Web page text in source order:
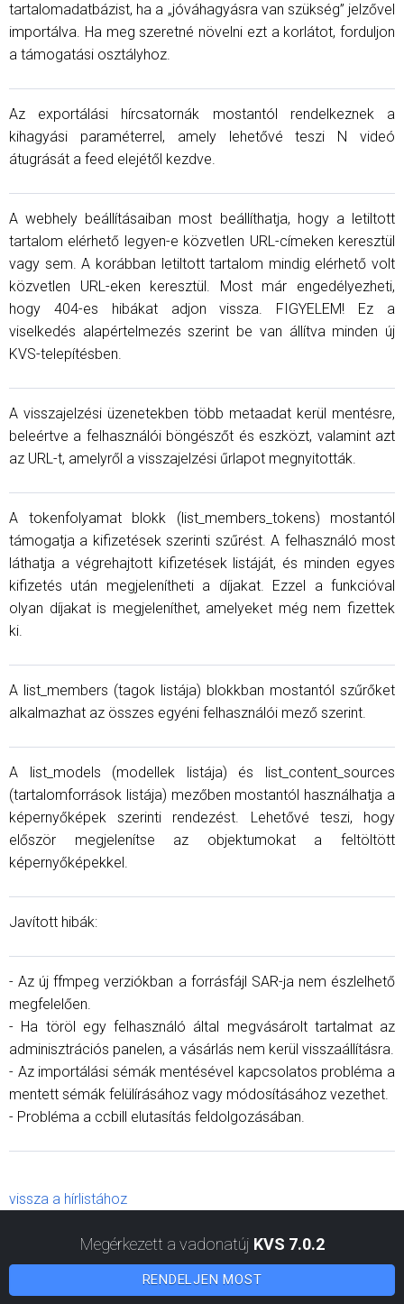
tartalomadatbázist, ha a „jóváhagyásra van szükség” jelzővel
importálva. Ha meg szeretné növelni ezt a korlátot, forduljon
a támogatási osztályhoz.
Az exportálási hírcsatornák mostantól rendelkeznek a
kihagyási paraméterrel, amely lehetővé teszi N videó
átugrását a feed elejétől kezdve.
A webhely beállításaiban most beállíthatja, hogy a letiltott
tartalom elérhető legyen-e közvetlen URL-címeken keresztül
vagy sem. A korábban letiltott tartalom mindig elérhető volt
közvetlen URL-eken keresztül. Most már engedélyezheti,
hogy 404-es hibákat adjon vissza. FIGYELEM! Ez a
viselkedés alapértelmezés szerint be van állítva minden új
KVS-telepítésben.
A visszajelzési üzenetekben több metaadat kerül mentésre,
beleértve a felhasználói böngészőt és eszközt, valamint azt
az URL-t, amelyről a visszajelzési űrlapot megnyitották.
A tokenfolyamat blokk (list_members_tokens) mostantól
támogatja a kifizetések szerinti szűrést. A felhasználó most
láthatja a végrehajtott kifizetések listáját, és minden egyes
kifizetés után megjelenítheti a díjakat. Ezzel a funkcióval
olyan díjakat is megjeleníthet, amelyeket még nem fizettek
ki.
A list_members (tagok listája) blokkban mostantól szűrőket
alkalmazhat az összes egyéni felhasználói mező szerint.
A list_models (modellek listája) és list_content_sources
(tartalomforrások listája) mezőben mostantól használhatja a
képernyőképek szerinti rendezést. Lehetővé teszi, hogy
először megjelenítse az objektumokat a feltöltött
képernyőképekkel.
Javított hibák:
- Az új ffmpeg verziókban a forrásfájl SAR-ja nem észlelhető
megfelelően.
- Ha töröl egy felhasználó által megvásárolt tartalmat az
adminisztrációs panelen, a vásárlás nem kerül visszaállításra.
- Az importálási sémák mentésével kapcsolatos probléma a
mentett sémák felülírásához vagy módosításához vezethet.
- Probléma a ccbill elutasítás feldolgozásában.
vissza a hírlistához
Megérkezett a vadonatúj KVS 7.0.2
RENDELJEN MOST